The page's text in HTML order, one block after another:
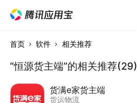
首页 软件 相关推荐
“恒源货主端”的相关推荐(29)
货满e家货主端
货运物流